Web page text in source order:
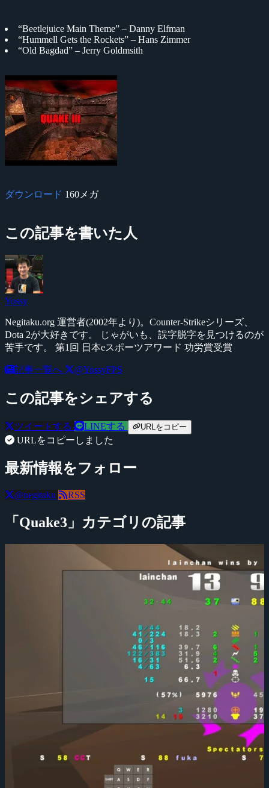
“Beetlejuice Main Theme” – Danny Elfman
“Hummell Gets the Rockets” – Hans Zimmer
“Old Bagdad” – Jerry Goldmsith
ダウンロード 160メガ
この記事を書いた人
Yossy
Negitaku.org 運営者(2002年より)。Counter-Strikeシリーズ、
Dota 2が大好きです。 じゃがいも、誤字脱字を見つけるのが
苦手です。 第1回 日本eスポーツアワード 功労賞受賞
記事一覧へ @YossyFPS
この記事をシェアする
ツイートする LINEする URLをコピー
URLをコピーしました
最新情報をフォロー
@negitaku RSS
「Quake3」カテゴリの記事